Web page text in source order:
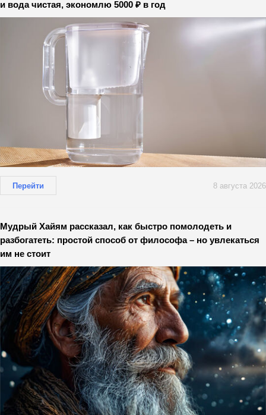
и вода чистая, экономлю 5000 ₽ в год
Перейти 8 августа 2026
Мудрый Хайям рассказал, как быстро помолодеть и
разбогатеть: простой способ от философа – но увлекаться
им не стоит